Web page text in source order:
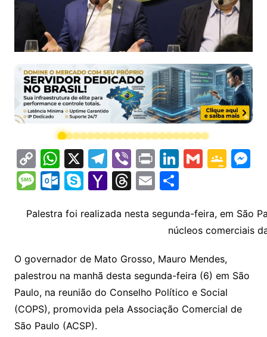
C
o
p
y
n
k
W
h
at
s
p
p
X T
el
e
gr
m
Vi
b
er
Pr
in
t
Li
n
k
e
dI
n
G
l
G
gl
e
a
s
sr
M
s
e
M
s
a
g
e
O
lo
k.
c
o
m
S
y
e
Y
h
o
M
ai
l
T
e
d
s
E
ai
S
ar
e
Palestra foi realizada nesta segunda-feira, em São
núcleos comerciais
O governador de Mato Grosso, Mauro Mendes,
palestrou na manhã desta segunda-feira (6) em São
Paulo, na reunião do Conselho Político e Social
(COPS), promovida pela Associação Comercial de
São Paulo (ACSP).